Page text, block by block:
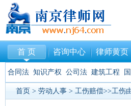
首 页 咨询中心 律师黄页
合同法 知识产权 公司法 建筑工程
首页 > 劳动人事 > 工伤赔偿>>工伤